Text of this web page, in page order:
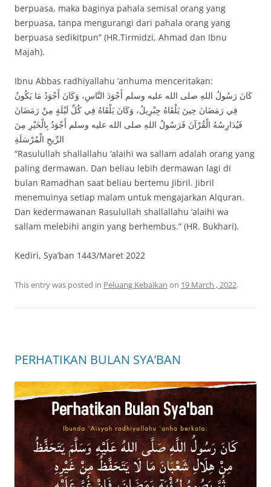
berpuasa, maka baginya pahala semisal orang yang
berpuasa, tanpa mengurangi dari pahala orang yang
berpuasa sedikitpun” (HR.Tirmidzi, Ahmad dan Ibnu
Majah).
Ibnu Abbas radhiyallahu ’anhuma menceritakan:
كَانَ رَسُولُ اللهِ صلى الله عليه وسلم أَجْوَدَ النَّاسِ، وَكَانَ أَجْوَدُ مَا يَكُونُ
فِي رَمَضَانَ حِينَ يَلْقَاهُ جِبْرِيلُ، وَكَانَ يَلْقَاهُ فِي كُلِّ لَيْلَةٍ مِنْ رَمَضَانَ
فَيُدَارِسُهُ الْقُرْآنَ فَرَسُولُ اللهِ صلى الله عليه وسلم أَجْوَدُ بِالْخَيْرِ مِنَ
الرِّيحِ الْمُرْسَلَةِ
“Rasulullah shallallahu ‘alaihi wa sallam adalah orang yang
paling dermawan. Dan beliau lebih dermawan lagi di
bulan Ramadhan saat beliau bertemu Jibril. Jibril
menemuinya setiap malam untuk mengajarkan Alquran.
Dan kedermawanan Rasulullah shallallahu ‘alaihi wa
sallam melebihi angin yang berhembus.” (HR. Bukhari).
Kediri, Sya’ban 1443/Maret 2022
This entry was posted in Peluang Kebaikan on 19 March , 2022.
PERHATIKAN BULAN SYA’BAN